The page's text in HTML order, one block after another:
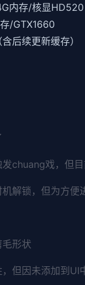
内存/核显HD520
/GTX1660
后续更新缓存）
chuang戏，但
解锁，但为方
形状
但因未添加到UI